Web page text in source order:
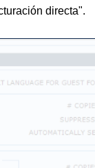
directa".